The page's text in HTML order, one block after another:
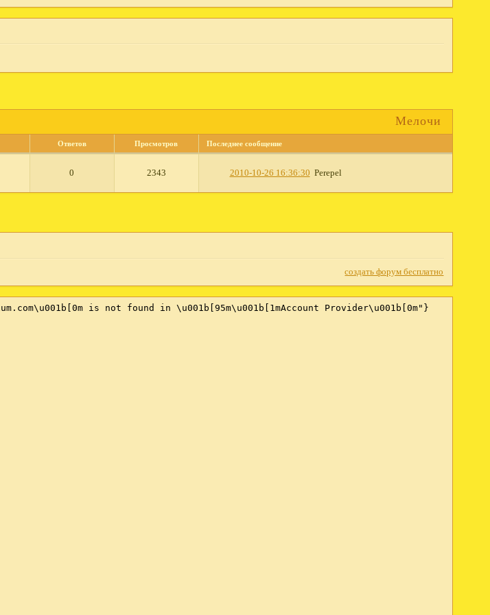
Мелочи
Ответов Просмотров Последнее сообщение
0 2343 2010-10-26 16:36:30 Perepel
создать форум бесплатно